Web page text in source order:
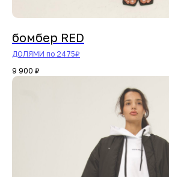
бомбер RED
ДОЛЯМИ по 2475₽
9 900 ₽